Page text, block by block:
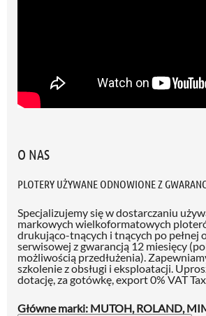
O NAS
PLOTERY UŻYWANE ODNOWIONE Z
Specjalizujemy się w dostarczaniu
markowych wielkoformatowych
drukująco-tnących i tnących po pełnej
serwisowej z gwarancją 12 miesięcy
możliwością przedłużenia).
szkolenie z obsługi i eksploatacji.
dotację, za gotówkę, export 0% VAT
Główne marki: MUTOH, ROLAND,